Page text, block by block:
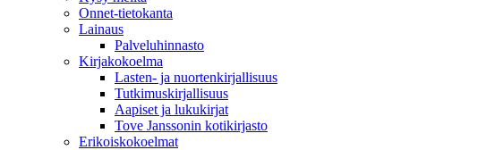
Onnet-tietokanta
Lainaus
Palveluhinnasto
Kirjakokoelma
Lasten- ja nuortenkirjallisuus
Tutkimuskirjallisuus
Aapiset ja lukukirjat
Tove Janssonin kotikirjasto
Erikoiskokoelmat